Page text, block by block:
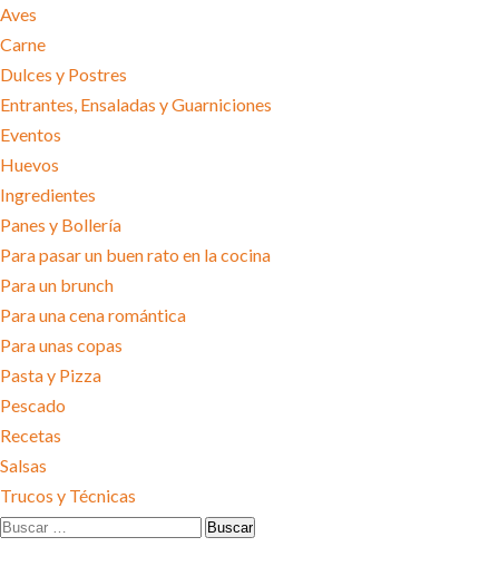
Aves
Carne
Dulces y Postres
Entrantes, Ensaladas y Guarniciones
Eventos
Huevos
Ingredientes
Panes y Bollería
Para pasar un buen rato en la cocina
Para un brunch
Para una cena romántica
Para unas copas
Pasta y Pizza
Pescado
Recetas
Salsas
Trucos y Técnicas
Buscar: